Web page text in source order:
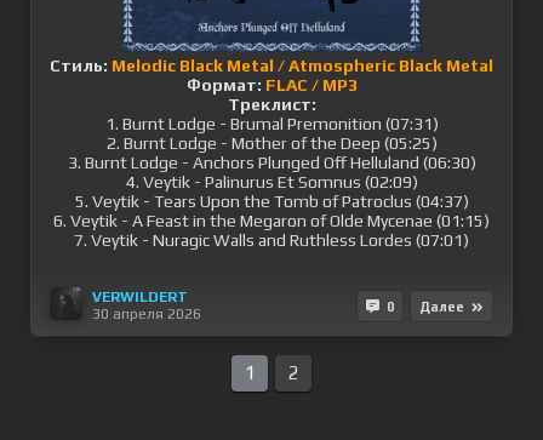
Стиль: Melodic Black Metal / Atmospheric Black Metal
Формат: FLAC / MP3
Треклист:
1. Burnt Lodge - Brumal Premonition (07:31)
2. Burnt Lodge - Mother of the Deep (05:25)
3. Burnt Lodge - Anchors Plunged Off Helluland (06:30)
4. Veytik - Palinurus Et Somnus (02:09)
5. Veytik - Tears Upon the Tomb of Patroclus (04:37)
6. Veytik - A Feast in the Megaron of Olde Mycenae (01:15)
7. Veytik - Nuragic Walls and Ruthless Lordes (07:01)
VERWILDERT
30 апреля 2026
0 Далее
1 2